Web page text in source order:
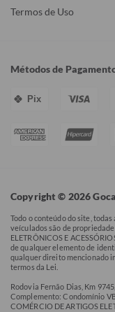
Termos de Uso
Métodos de
Pix
Copyright © 2026
Todo o conteúdo do site,
veículados são de
ELETRÔNICOS E
de qualquer elemento de
qualquer direito mencionado
termos da Lei.
Rodovia Fernão Dias, Km
Complemento: Condomínio
COMÉRCIO DE ARTIGOS